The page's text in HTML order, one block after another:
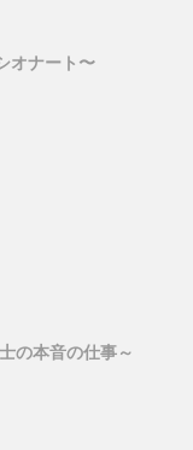
オナート〜
の本音の仕事～